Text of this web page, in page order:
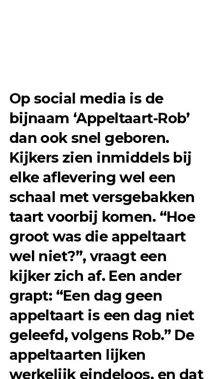
Op social media is de
bijnaam ‘Appeltaart-Rob’
dan ook snel geboren.
Kijkers zien inmiddels bij
elke aflevering wel een
schaal met versgebakken
taart voorbij komen. “Hoe
groot was die appeltaart
wel niet?”, vraagt een
kijker zich af. Een ander
grapt: “Een dag geen
appeltaart is een dag niet
geleefd, volgens Rob.” De
appeltaarten lijken
werkelijk eindeloos, en dat